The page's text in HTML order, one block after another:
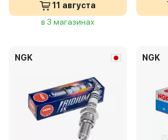
11 августа
в 3 магазинах
NGK NGK